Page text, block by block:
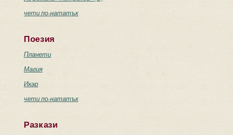
чети по-нататък
Поезия
Планети
Магия
Икар
чети по-нататък
Разкази